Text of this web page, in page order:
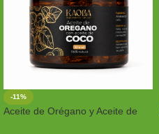
-11%
Aceite de Orégano y Aceite de